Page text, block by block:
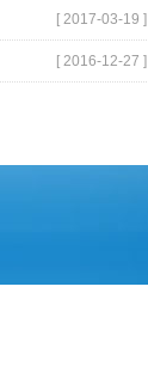
[ 2017-03-19 ]
[ 2016-12-27 ]